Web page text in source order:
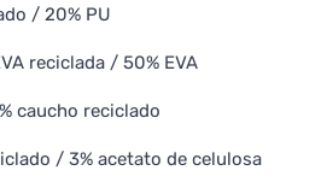
/ 20% PU
reciclada / 50% EVA
caucho reciclado
/ 3% acetato de celulosa